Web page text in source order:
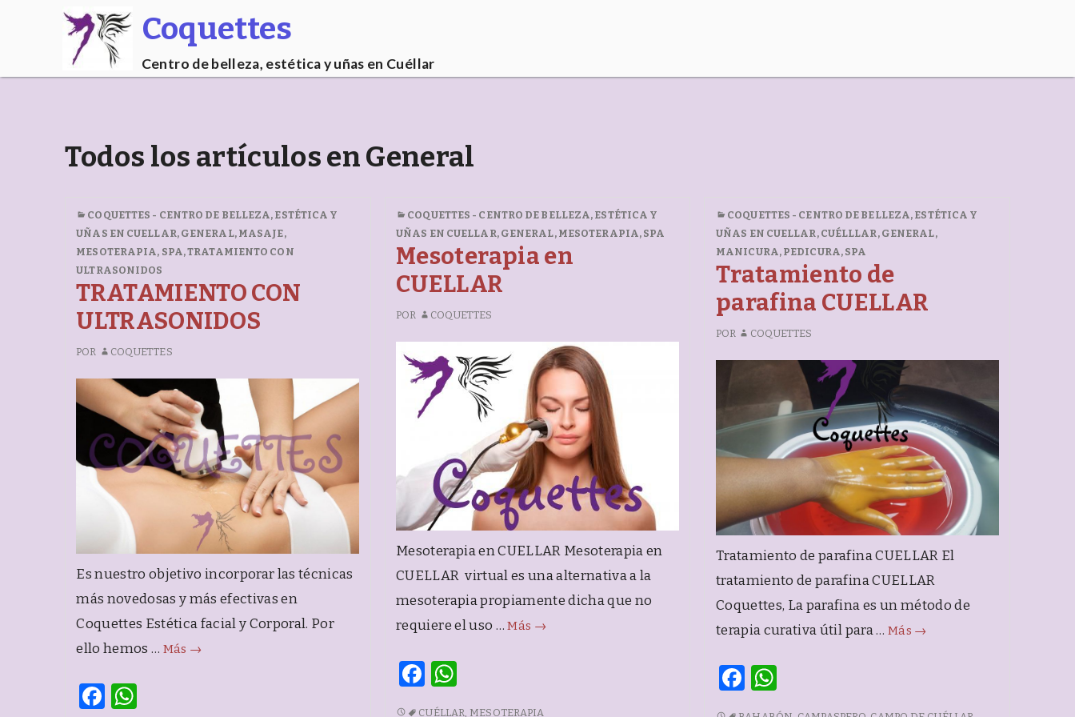
Coquettes
Centro de belleza, estética y uñas en Cuéllar
Todos los artículos en General
COQUETTES - CENTRO DE BELLEZA, ESTÉTICA Y
UÑAS EN CUELLAR, GENERAL, MASAJE,
MESOTERAPIA, SPA,TRATAMIENTO CON
ULTRASONIDOS
TRATAMIENTO CON
ULTRASONIDOS
POR COQUETTES
Es nuestro objetivo incorporar las técnicas
más novedosas y más efectivas en
Coquettes Estética facial y Corporal. Por
ello hemos … Más TRATAMIENTO
→
F
COQUETTES - CENTRO DE BELLEZA, ESTÉTICA Y
UÑAS EN CUELLAR, GENERAL, MESOTERAPIA, SPA
Mesoterapia en
CUELLAR
POR COQUETTES
Mesoterapia en CUELLAR Mesoterapia en
CUELLAR virtual es una alternativa a la
mesoterapia propiamente dicha que no
requiere el uso …Más Mesoterapia
→
F
a
MESOTERAPIA
CUÉLLAR MESOTERAPIA
COQUETTES - CENTRO DE BELLEZA, ESTÉTICA Y
UÑAS EN CUELLAR , CUÉLLLAR , GENERAL,
MANICURA, PEDICURA, SPA
Tratamiento de
parafina CUELLAR
POR COQUETTES
Tratamiento de parafina CUELLAR El
tratamiento de parafina CUELLAR
Coquettes, La parafina es un método de
terapia curativa útil para … Más Tratamiento
→
F
h